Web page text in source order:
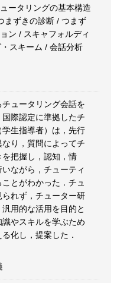
ータリングの基本構造
まずきの診断 / つまず
ン / スキャフォルディ
スキーム / 会話分析
ュータリング会話を
際認定に準拠したチ
生指導者）は，先行
り，質問によってチ
把握し，認知，情
ながら，チューティ
とがわかった．チュ
れず，チューター研
用的な活用を目的と
やスキルを学ぶため
化し，提案した．